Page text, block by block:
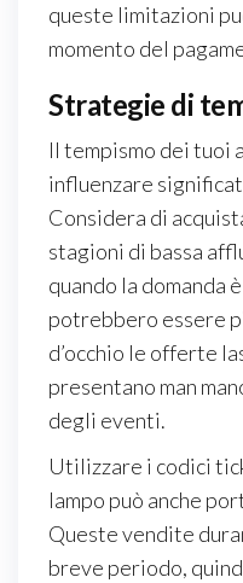
queste limitazioni
momento del
Strategie di
Il tempismo dei tuoi
influenzare
Considera di
stagioni di bassa
quando la domanda
potrebbero essere
d’occhio le offerte
presentano man
degli eventi.
Utilizzare i codici
lampo può anche
Queste vendite
breve periodo,